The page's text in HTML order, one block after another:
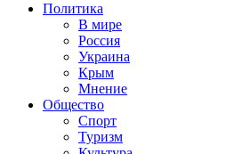
Политика
В мире
Россия
Украина
Крым
Мнение
Общество
Спорт
Туризм